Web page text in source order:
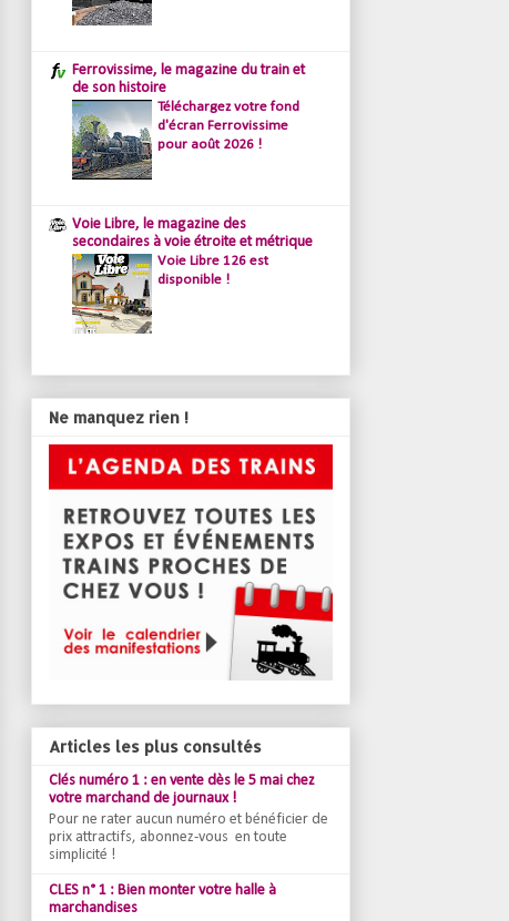
Ferrovissime, le magazine du train et
de son histoire
Téléchargez votre fond
d'écran Ferrovissime
pour août 2026 !
Voie Libre, le magazine des
secondaires à voie étroite et métrique
Voie Libre 126 est
disponible !
Ne manquez rien !
Articles les plus consultés
Clés numéro 1 : en vente dès le 5 mai chez
votre marchand de journaux !
Pour ne rater aucun numéro et bénéficier de
prix attractifs, abonnez-vous en toute
simplicité !
CLES n° 1 : Bien monter votre halle à
marchandises